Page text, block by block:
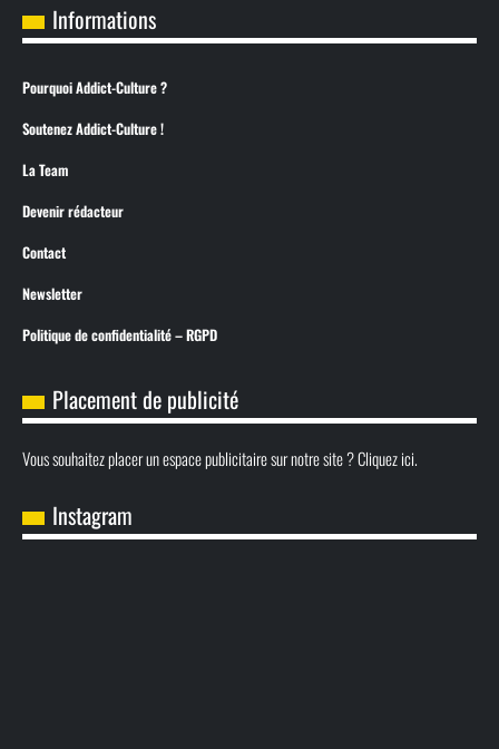
Informations
Pourquoi Addict-Culture ?
Soutenez Addict-Culture !
La Team
Devenir rédacteur
Contact
Newsletter
Politique de confidentialité – RGPD
Placement de publicité
Vous souhaitez placer un espace publicitaire sur notre site ? Cliquez ici.
Instagram